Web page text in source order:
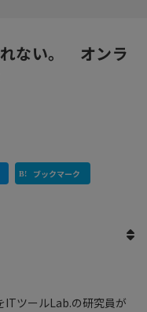
ない。 オンラ
ブックマーク
ITツールLab.の研究員が